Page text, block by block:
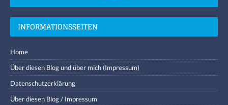
INFORMATIONSSEITEN
Home
Über diesen Blog und über mich (Impressum)
Datenschutzerklärung
Über diesen Blog / Impressum